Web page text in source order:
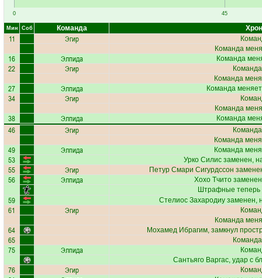
0 45
Мин Соб Команда
11 Эгир
Команда
16 Элпида Команда
22 Эгир
Команда
27 Элпида Команда
34 Эгир
Команда
38 Элпида Команда
46 Эгир
Команда
49 Элпида Команда
53 Урко Силис заменен,
55 Эгир Петур Смари Сигурдссон
56 Элпида Хохо Тчито
Штрафные теперь
59 Стелиос Захародиузаменен,
61 Эгир
Команда
64 Мохамед Ибрагим, замкнул
65
75 Элпида
Сантьяго Варгас, удар с
76 Эгир